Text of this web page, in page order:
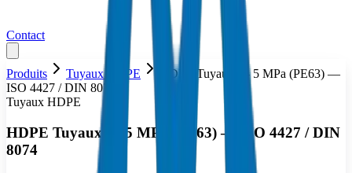
Contact
Produits Tuyaux HDPE
HDPE Tuyaux — 5 MPa (PE63) —
ISO 4427 / DIN 8074
Tuyaux HDPE
HDPE Tuyaux — 5 MPa (PE63) — ISO 4427 / DIN
8074